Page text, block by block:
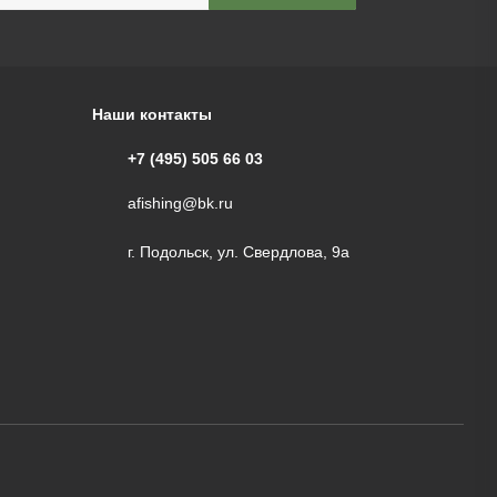
Наши контакты
+7 (495) 505 66 03
afishing@bk.ru
г. Подольск, ул. Свердлова, 9а